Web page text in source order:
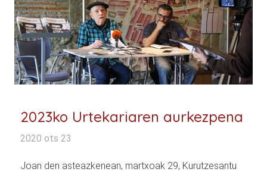
2023ko Urtekariaren aurkezpena
2020 ots 23
Joan den asteazkenean, martxoak 29, Kurutzesantu